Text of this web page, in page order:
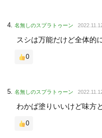
名無しのスプラトゥーン
スシは万能だけど全体的
0
名無しのスプラトゥーン
わかば塗りいいけど味方
0